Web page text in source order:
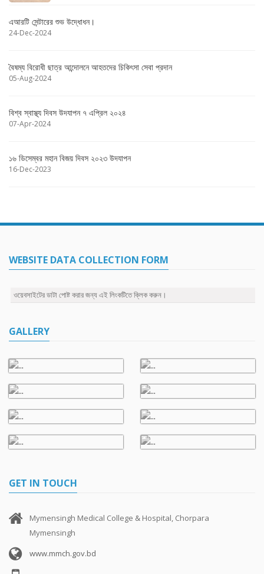
এআরটি সেন্টারের শুভ উদ্ধোধন।
24-Dec-2024
বৈষম্য বিরোধী ছাত্র আন্দোলনে আহতদের চিকিৎসা সেবা প্রদান
05-Aug-2024
বিশ্ব স্বাস্থ্য দিবস উদযাপন ৭ এপ্রিল ২০২৪
07-Apr-2024
১৬ ডিসেম্বর মহান বিজয় দিবস ২০২৩ উদযাপন
16-Dec-2023
WEBSITE DATA COLLECTION FORM
ওয়েবসাইটের ডাটা পোষ্ট করার জন্য এই লিংকটিতে ক্লিক করুন।
GALLERY
GET IN TOUCH
Mymensingh Medical College & Hospital, Chorpara
Mymensingh
www.mmch.gov.bd